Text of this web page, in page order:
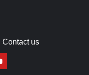
Contact us